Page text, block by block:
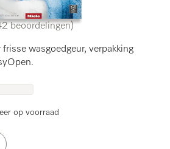
beoordelingen)
wasgoedgeur, verpakking
op voorraad